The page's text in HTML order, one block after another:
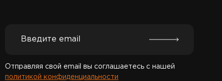
Отправляя свой email вы соглашаетесь с нашей
политикой конфиденциальности